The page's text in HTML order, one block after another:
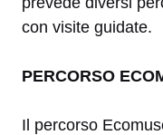
con visite guidate.
PERCORSO
Il percorso